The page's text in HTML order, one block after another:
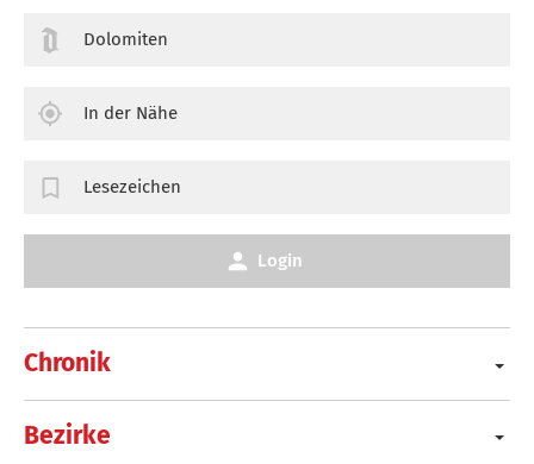
Chronik
Bezirke
Dolomiten
In der Nähe
Lesezeichen
Login